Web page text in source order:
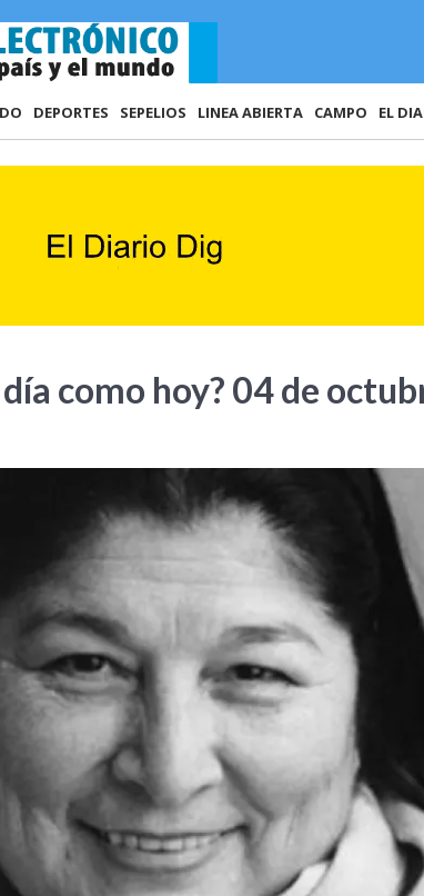
DEPORTES SEPELIOS LINEA ABIERTA CAMPO EL
como hoy? 04 de